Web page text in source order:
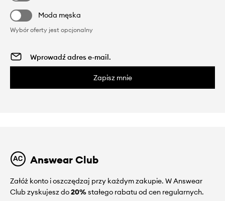
Moda męska
Wybór oferty jest opcjonalny
Zapisz mnie
Answear Club
Załóż konto i oszczędzaj przy każdym zakupie. W Answear
Club zyskujesz do20%stałego rabatu od cen regularnych.